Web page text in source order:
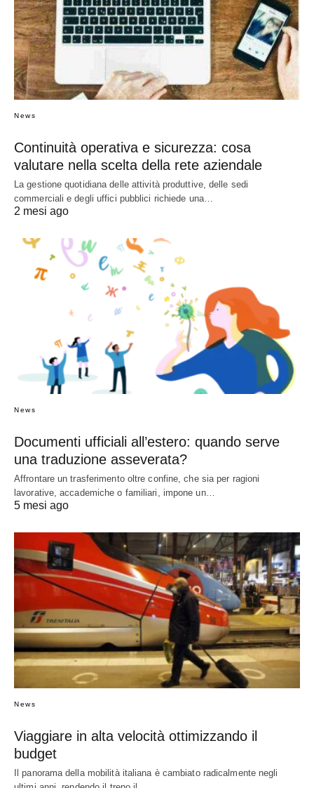
News
Continuità operativa e sicurezza: cosa
valutare nella scelta della rete aziendale
La gestione quotidiana delle attività produttive, delle sedi
commerciali e degli uffici pubblici richiede una…
2 mesi ago
News
Documenti ufficiali all’estero: quando serve
una traduzione asseverata?
Affrontare un trasferimento oltre confine, che sia per ragioni
lavorative, accademiche o familiari, impone un…
5 mesi ago
News
Viaggiare in alta velocità ottimizzando il
budget
Il panorama della mobilità italiana è cambiato radicalmente negli